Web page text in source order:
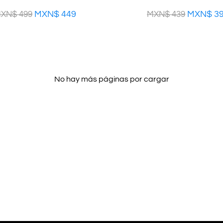
499 MXN$449 MXN$439 MXN$
No hay más páginas por cargar